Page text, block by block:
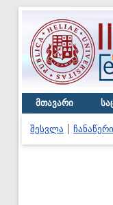
მთავარი
შესვლა